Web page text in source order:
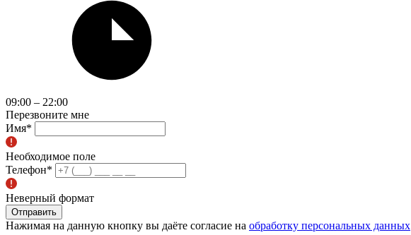
09:00 – 22:00
Перезвоните мне
Имя*
Необходимое поле
Телефон*
Неверный формат
Отправить
Нажимая на данную кнопку вы даёте согласие на обработку персональных данных